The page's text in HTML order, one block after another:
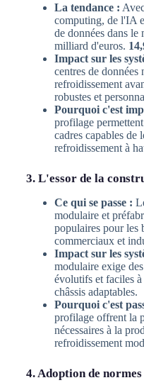
La tendance :
computing, de l'IA
de données dans le
milliard d'euros.
Impact sur les
centres de données
refroidissement
robustes et
Pourquoi c'est
profilage
cadres capables de
refroidissement à
3. L'essor de la
Ce qui se passe :
modulaire et
populaires pour les
commerciaux et
Impact sur les
modulaire exige
évolutifs et faciles à
châssis adaptables.
Pourquoi c'est
profilage offrent la
nécessaires à la
refroidissement
4. Adoption de